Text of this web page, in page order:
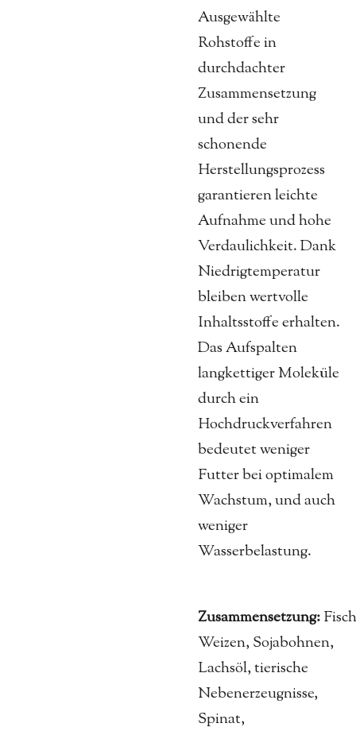
Ausgewählte
Rohstoffe in
durchdachter
Zusammensetzung
und der sehr
schonende
Herstellungsprozess
garantieren leichte
Aufnahme und hohe
Verdaulichkeit. Dank
Niedrig­temperatur
bleiben wertvolle
Inhaltsstoffe erhalten.
Das Aufspalten
langkettiger Moleküle
durch ein
Hochdruckverfahren
bedeutet weniger
Futter bei optimalem
Wachstum, und auch
weniger
Wasserbelastung.
Zusammensetzung:
Weizen, Sojabohnen,
Lachsöl, tierische
Nebenerzeugnisse,
Spinat,